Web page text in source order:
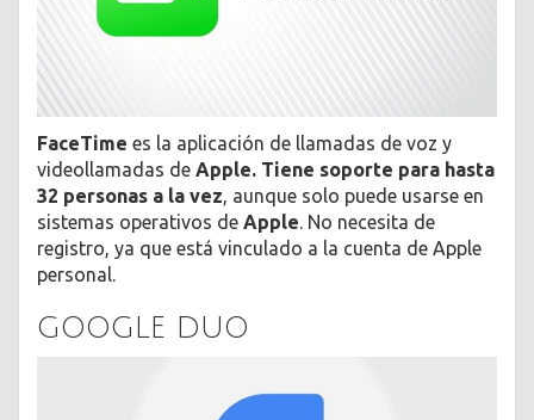
FaceTime es la aplicación de llamadas de voz y
videollamadas de Apple. Tiene soporte para hasta
32 personas a la vez, aunque solo puede usarse en
sistemas operativos de Apple. No necesita de
registro, ya que está vinculado a la cuenta de Apple
personal.
GOOGLE DUO